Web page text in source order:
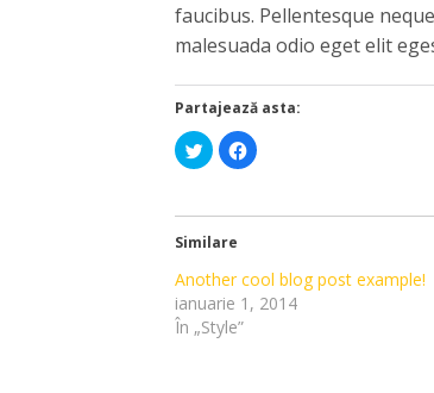
faucibus. Pellentesque
malesuada odio eget elit
Partajează asta:
Dă
clic
pentru
pe
Twitter(Se
deschide
o
fereastră
nouă)
Dă
clic
pe
o
fereastră
nouă)
Similare
Another cool blog post example!
ianuarie 1, 2014
În „Style”